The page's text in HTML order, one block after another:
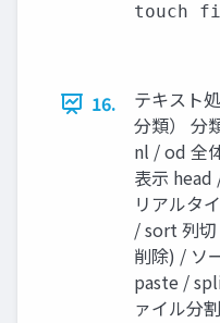
touch
16.
テキスト
分類） 分
nl / od 全
表示
リアルタ
/ sort 列
削除) / ソ
paste /
ァイル分